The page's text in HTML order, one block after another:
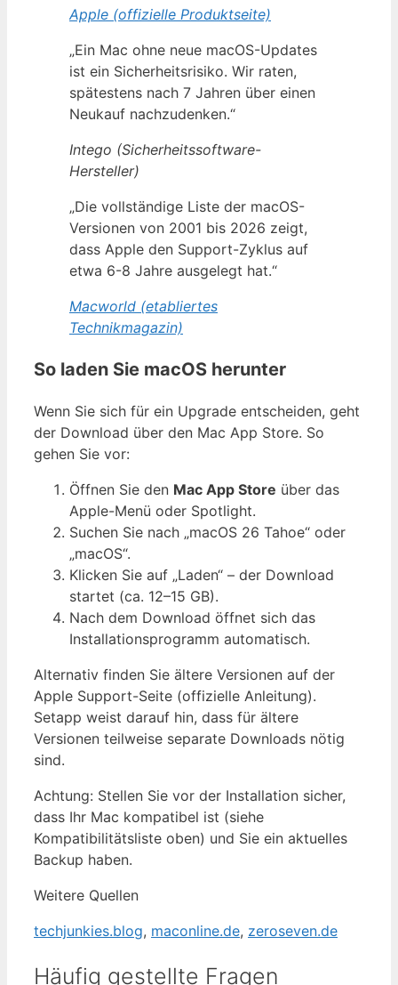
Apple (offizielle Produktseite)
„Ein Mac ohne neue macOS-Updates
ist ein Sicherheitsrisiko. Wir raten,
spätestens nach 7 Jahren über einen
Neukauf nachzudenken.“
Intego (Sicherheitssoftware-
Hersteller)
„Die vollständige Liste der macOS-
Versionen von 2001 bis 2026 zeigt,
dass Apple den Support-Zyklus auf
etwa 6-8 Jahre ausgelegt hat.“
Macworld (etabliertes
Technikmagazin)
So laden Sie macOS herunter
Wenn Sie sich für ein Upgrade entscheiden, geht
der Download über den Mac App Store. So
gehen Sie vor:
Öffnen Sie den Mac App Store über das
Apple-Menü oder Spotlight.
Suchen Sie nach „macOS 26 Tahoe“ oder
„macOS“.
Klicken Sie auf „Laden“ – der Download
startet (ca. 12–15 GB).
Nach dem Download öffnet sich das
Installationsprogramm automatisch.
Alternativ finden Sie ältere Versionen auf der
Apple Support-Seite (offizielle Anleitung).
Setapp weist darauf hin, dass für ältere
Versionen teilweise separate Downloads nötig
sind.
Achtung: Stellen Sie vor der Installation sicher,
dass Ihr Mac kompatibel ist (siehe
Kompatibilitätsliste oben) und Sie ein aktuelles
Backup haben.
Weitere Quellen
techjunkies.blog, maconline.de, zeroseven.de
Häufig gestellte Fragen